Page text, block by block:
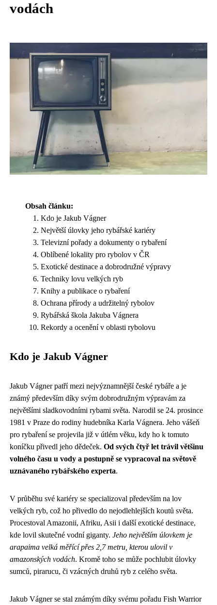
vodách
Obsah článku:
Kdo je Jakub Vágner
Největší úlovky jeho rybářské kariéry
Televizní pořady a dokumenty o rybaření
Oblíbené lokality pro rybolov v ČR
Exotické destinace a dobrodružné výpravy
Techniky lovu velkých ryb
Knihy a publikace o rybaření
Ochrana přírody a udržitelný rybolov
Rybářská škola Jakuba Vágnera
Rekordy a ocenění v oblasti rybolovu
Kdo je Jakub Vágner
Jakub Vágner patří mezi nejvýznamnější české rybáře a je
známý především díky svým dobrodružným výpravám za
největšími sladkovodními rybami světa. Narodil se 24. prosince
1981 v Praze do rodiny hudebníka Karla Vágnera. Jeho vášeň
pro rybaření se projevila již v útlém věku, kdy ho k tomuto
koníčku přivedl jeho dědeček. Od svých čtyř let trávil většinu
volného času u vody a postupně se vypracoval na světově
uznávaného rybářského experta.
V průběhu své kariéry se specializoval především na lov
velkých ryb, což ho přivedlo do nejodlehlejších koutů světa.
Procestoval Amazonii, Afriku, Asii i další exotické destinace,
kde lovil skutečné vodní giganty. Jeho největším úlovkem je
arapaima velká měřící přes 2,7 metru, kterou ulovil v
amazonských vodách. Kromě toho se může pochlubit úlovky
sumců, pirarucu, či vzácných druhů ryb z celého světa.
Jakub Vágner se stal známým díky svému pořadu Fish Warrior